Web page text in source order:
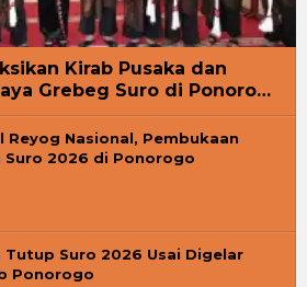
Kirab Pusaka dan
Grebeg Suro di Ponoro…
Reyog Nasional, Pembukaan
Suro 2026 di Ponorogo
Tutup Suro 2026 Usai Digelar
Ponorogo